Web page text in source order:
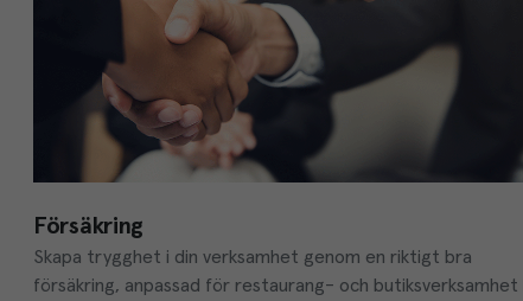
Försäkring
Skapa trygghet i din verksamhet genom en riktigt bra
försäkring, anpassad för restaurang- och butiksverksamhet